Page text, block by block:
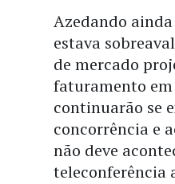
Azedando
estava
de mercado
faturamento em
continuarão se
concorrência e
não deve
teleconferência